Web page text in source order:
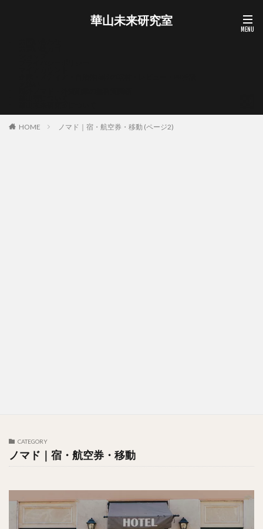
華山未来研究室
HOME ノマド｜宿・航空券・移動 (ページ2)
CATEGORY
ノマド｜宿・航空券・移動